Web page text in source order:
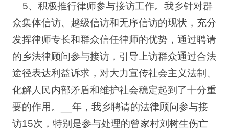
5、积极推行律师参与接访工作。我乡针对群
众集体信访、越级信访和无序信访的现状，充分
发挥律师专长和群众信任律师的优势，通过聘请
的乡法律顾问参与接访，引导上访群众通过合法
途径表达利益诉求，对大力宣传社会主义法制、
化解人民内部矛盾和维护社会稳定起到了十分重
要的作用。__年，我乡聘请的法律顾问参与接
访15次，特别是参与处理的曾家村刘树生伤亡